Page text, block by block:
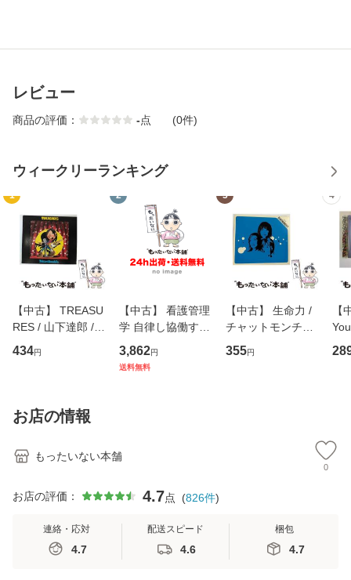
レビュー
商品の評価： -点 (0件)
ウィークリーランキング
1
【中古】 TREASU
RES / 山下達郎 /
イーストウエス
ト・ジャパン [CD]
434円
2
【中古】 看護管理
学 自律し協働する
専門職の看護マネ
ジメントスキル 改
3,862円
送料無料
3
【中古】 生命力 /
チャットモンチー /
キューンレコード
[CD]【メール便送
355円
4
【
のが
お店の情報
もったいない本舗
0
お店の評価： 4.7点 (826件)
連絡・応対
4.7
配送スピード
4.6
梱包
4.7